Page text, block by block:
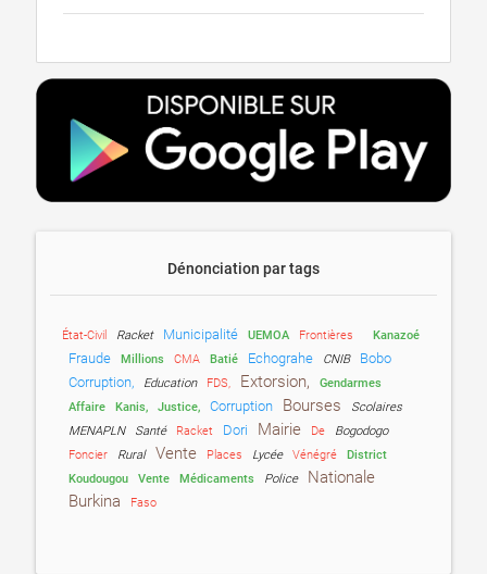
Dénonciation par tags
État-Civil Racket Municipalité UEMOA Frontières Kanazoé
Fraude Millions CMA Batié Echograhe CNIB
Bobo
Corruption,
Education FDS, Extorsion,
Gendarmes
Affaire
Kanis, Justice, Corruption Bourses
Scolaires
MENAPLN
Santé Racket Dori Mairie De
Bogodogo
Foncier
Rural Vente Places Lycée Vénégré
District
Koudougou
Vente Médicaments Police
Nationale
Burkina
Faso